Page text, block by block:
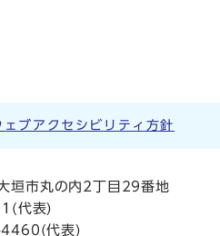
ェブアクセシビリティ方針
垣市丸の内2丁目29番地
(代表)
代表)